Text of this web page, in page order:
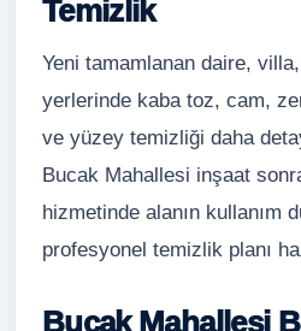
Temizlik
Yeni tamamlanan daire,
yerlerinde kaba toz, cam,
ve yüzey temizliği daha
Bucak Mahallesi inşaat
hizmetinde alanın kullanım
profesyonel temizlik planı
Bucak Mahallesi